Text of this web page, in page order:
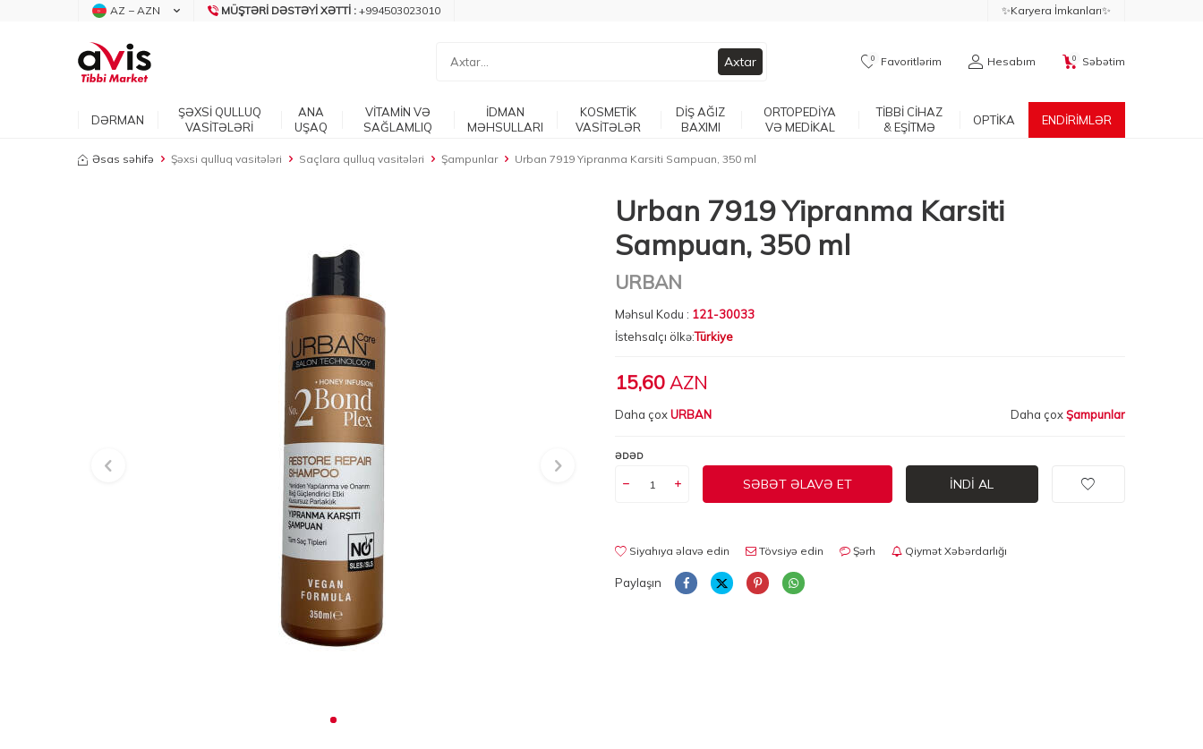
AZ − AZN MÜŞTƏRI DƏSTƏYI XƏTTI : +994503023010 ✨Karyera İmkanları✨
Axtar 0 Favoritlərim Hesabım 0 Səbətim
DƏRMAN
ŞƏXSİ QULLUQ
VASİTƏLƏRİ
ANA
UŞAQ
VİTAMİN VƏ
SAĞLAMLIQ
İDMAN
MƏHSULLARI
KOSMETİK
VASİTƏLƏR
DİŞ AĞIZ
BAXIMI
ORTOPEDİYA
VƏ MEDİKAL
TİBBİ CİHAZ
& EŞİTMƏ
OPTİKA ENDİRİMLƏR
Əsas səhifə Şəxsi qulluq vasitələri Saçlara qulluq vasitələri Şampunlar Urban 7919 Yipranma Karsiti Sampuan, 350 ml
Urban 7919 Yipranma Karsiti
Sampuan, 350 ml
URBAN
Məhsul Kodu : 121-30033
İstehsalçı ölkə:Türkiye
15,60 AZN
Daha çoxURBAN Daha çoxŞampunlar
ƏDƏD
SƏBƏT ƏLAVƏ ET İNDI AL
Siyahıya əlavə edin Tövsiyə edin Şərh Qiymət Xəbərdarlığı
Paylaşın